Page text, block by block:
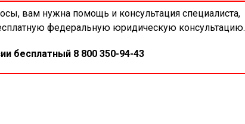
вам нужна помощь и консультация специалиста,
федеральную юридическую консультацию.
бесплатный 8 800 350-94-43